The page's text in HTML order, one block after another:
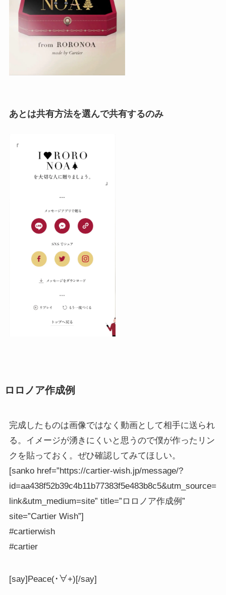
あとは共有方法を選んで共有するのみ
ロロノア作成例
完成したものは画像ではなく動画として相手に送られ
る。イメージが湧きにくいと思うので僕が作ったリン
クを貼っておく。ぜひ確認してみてほしい。
[sanko href=”https://cartier-wish.jp/message/?
id=aa438f52b39c4b11b77383f5e483b8c5&utm_source=
link&utm_medium=site” title=”ロロノア作成例”
site=”Cartier Wish”]
#cartierwish
#cartier
[say]Peace(･∀+)[/say]